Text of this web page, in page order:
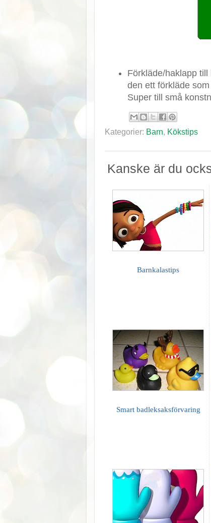
Förkläde/haklapp
den ett förkläde
Super till små
Kategorier: Barn Kökstips
Kanske är du
Barnkalastips
Smart badleksaksförvaring